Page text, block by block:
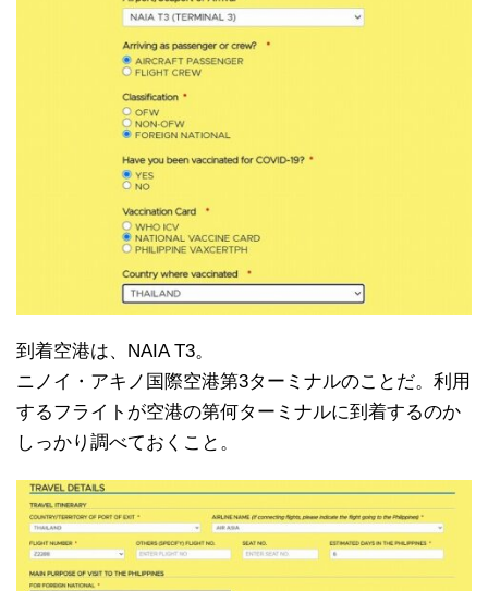
到着空港は、NAIA T3。
ニノイ・アキノ国際空港第3ターミナルのことだ。利用
するフライトが空港の第何ターミナルに到着するのか
しっかり調べておくこと。